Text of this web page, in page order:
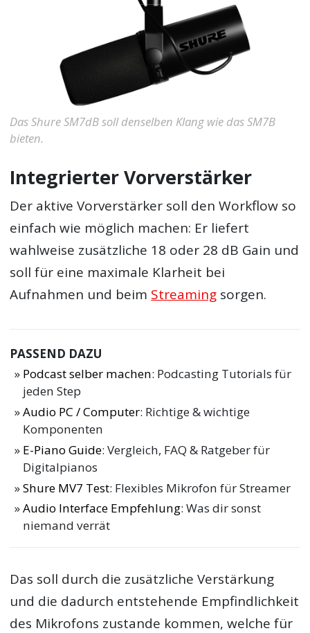
Das Shure SM7dB soll denselben Klang wie das SM7B
bieten.
Integrierter Vorverstärker
Der aktive Vorverstärker soll den Workflow so
einfach wie möglich machen: Er liefert
wahlweise zusätzliche 18 oder 28 dB Gain und
soll für eine maximale Klarheit bei
Aufnahmen und beim Streaming sorgen.
PASSEND DAZU
Podcast selber machen: Podcasting Tutorials für
jeden Step
Audio PC / Computer: Richtige & wichtige
Komponenten
E-Piano Guide: Vergleich, FAQ & Ratgeber für
Digitalpianos
Shure MV7 Test: Flexibles Mikrofon für Streamer
Audio Interface Empfehlung: Was dir sonst
niemand verrät
Das soll durch die zusätzliche Verstärkung
und die dadurch entstehende Empfindlichkeit
des Mikrofons zustande kommen, welche für